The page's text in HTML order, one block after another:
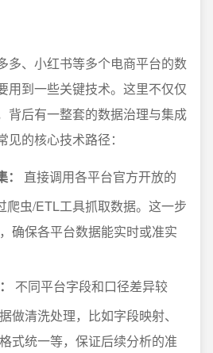
多、小红书等多个电商平台的数
用到一些关键技术。这里不仅仅
背后有一整套的数据治理与集成
的核心技术路径：
直接调用各平台官方开放的
爬虫/ETL工具抓取数据。这一步
确保各平台数据能实时或准实
不同平台字段和口径差异较
做清洗处理，比如字段映射、
式统一等，保证后续分析的准